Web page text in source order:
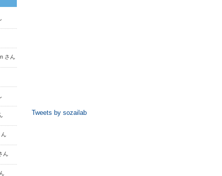
さん
ん
Tweets by sozailab